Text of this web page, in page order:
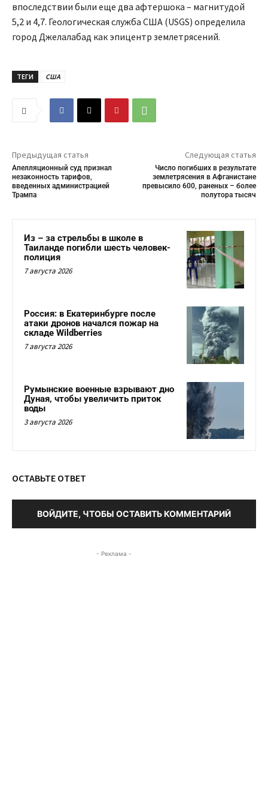
впоследствии были еще два афтершока – магнитудой
5,2 и 4,7. Геологическая служба США (USGS) определила
город Джелалабад как эпицентр землетрясений.
ТЕГИ США
Предыдущая статья
Апелляционный суд признал
незаконность тарифов,
введенных администрацией
Трампа
Следующая статья
Число погибших в результате
землетрясения в Афганистане
превысило 600, раненых – более
полутора тысяч
Из – за стрельбы в школе в
Таиланде погибли шесть человек-
полиция
7 августа 2026
Россия: в Екатеринбурге после
атаки дронов начался пожар на
складе Wildberries
7 августа 2026
Румынские военные взрывают дно
Дуная, чтобы увеличить приток
воды
3 августа 2026
ОСТАВЬТЕ ОТВЕТ
ВОЙДИТЕ, ЧТОБЫ ОСТАВИТЬ КОММЕНТАРИЙ
- Реклама -